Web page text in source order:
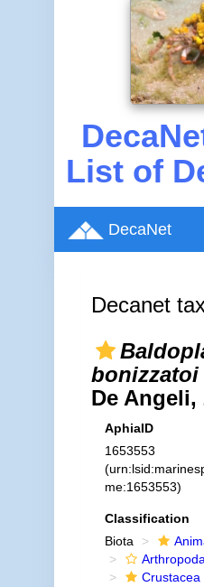
List of
DecaNet
Decanet
bonizzatoi
De Angeli,
AphiaID
1653553
me:1653553)
Classification
Biota
Arthropoda
Crustacea